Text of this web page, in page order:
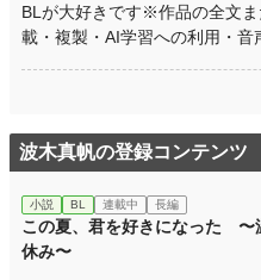
BLが大好きです※作品の全文
載・複製・AI学習への利用・音
波木真帆の登録コンテンツ
小説 BL 連載中 長編
この夏、君を好きになった 〜
休み〜